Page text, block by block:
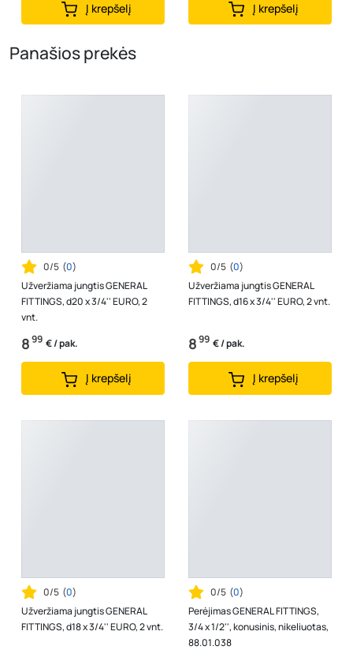
Į krepšelį Į krepšelį
Panašios prekės
0/5 (0)
Užveržiama jungtis GENERAL
FITTINGS, d20 x 3/4'' EURO, 2
vnt.
899 € / pak.
Į krepšelį
0/5 (0)
Užveržiama jungtis GENERAL
FITTINGS, d16 x 3/4'' EURO, 2 vnt.
899 € / pak.
Į krepšelį
0/5 (0)
Užveržiama jungtis GENERAL
FITTINGS, d18 x 3/4'' EURO, 2 vnt.
0/5 (0)
Perėjimas GENERAL FITTINGS,
3/4 x 1/2'', konusinis, nikeliuotas,
88.01.038